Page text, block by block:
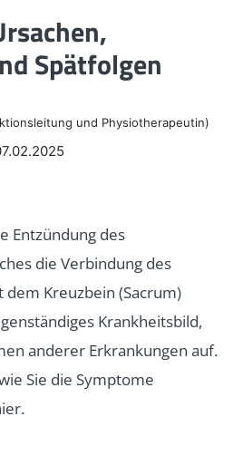
Spätfolgen
und Physiotherapeutin)
Entzündung des
die Verbindung des
Kreuzbein (Sacrum)
Krankheitsbild,
anderer Erkrankungen auf.
Sie die Symptome